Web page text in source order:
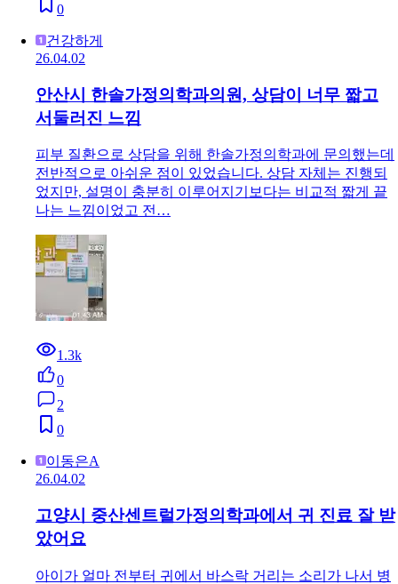
0
건강하게
26.04.02
안산시 한솔가정의학과의원, 상담이 너무 짧고
서둘러진 느낌
피부 질환으로 상담을 위해 한솔가정의학과에 문의했는데
전반적으로 아쉬운 점이 있었습니다. 상담 자체는 진행되
었지만, 설명이 충분히 이루어지기보다는 비교적 짧게 끝
나는 느낌이었고 전…
1.3k
0
2
0
이동은A
26.04.02
고양시 중산센트럴가정의학과에서 귀 진료 잘 받
았어요
아이가 얼마 전부터 귀에서 바스락 거리는 소리가 나서 병